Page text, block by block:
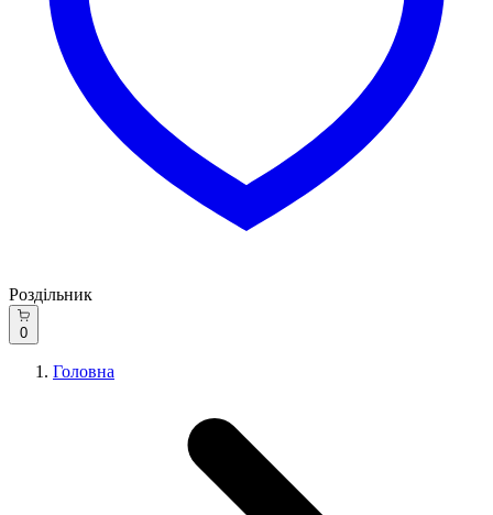
Роздільник
0
Головна